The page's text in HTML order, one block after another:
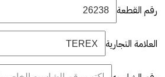
رقم القطعة
العلامة التجارية